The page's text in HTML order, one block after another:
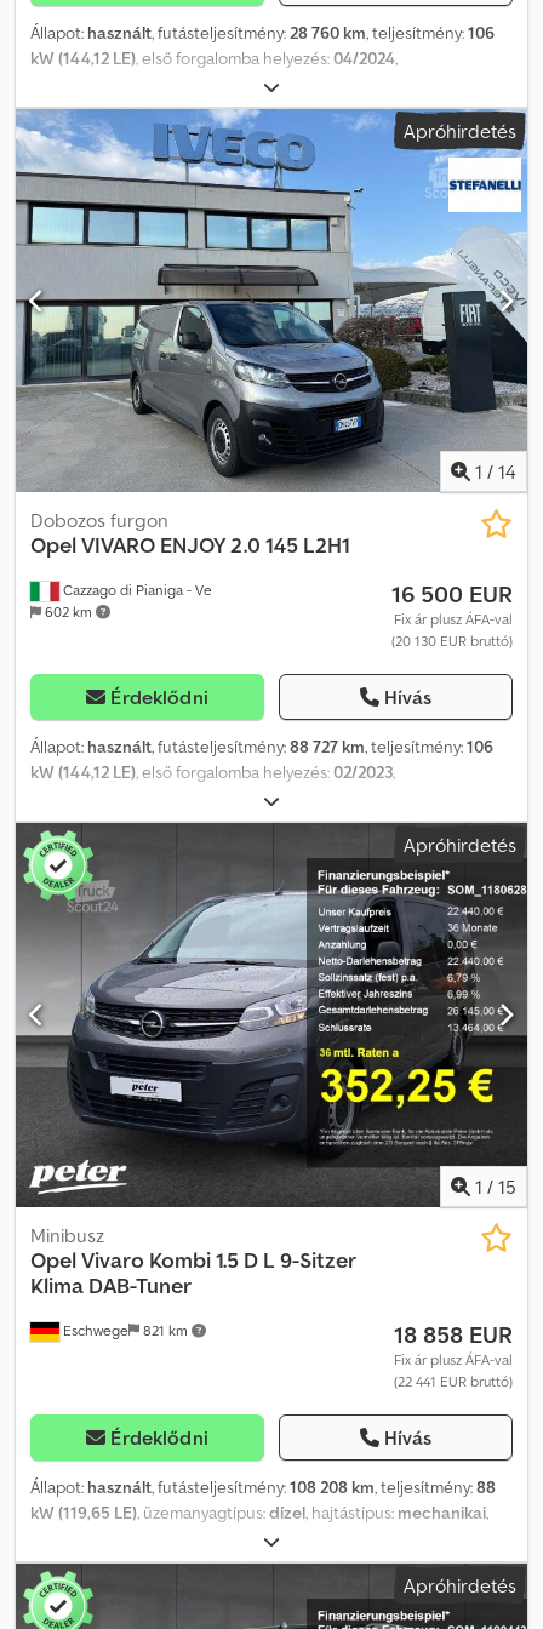
Állapot: használt, futásteljesítmény:28 760 km, teljesítmény:106
kW (144,12 LE), első forgalomba helyezés:04/2024,
, össztömeg:
hajtástípus:mechanikai, Megengedett össztömeg: 2734 kg. A
jármű elérhető a pradamanoi telephelyünkön (UD). További
információkért és képekért forduljon: Giulio Desenibus Chodpfey
U Apqsx Akroa Telefon: 0432.409212 Mobil (WhatsApp):
366.6069108 Davide Tonino Telefon: 0432.409209 Mobil
(WhatsApp): 338.6218473
Apróhirdetés
1 / 14
Cazzago di Pianiga - Ve
602 km
Dobozos furgon
OpelVIVARO ENJOY 2.0 145 L2H1
16 500 EUR
Fix ár plusz ÁFA-val
(20 130 EUR bruttó)
Érdeklődni Hívás
Állapot: használt, futásteljesítmény:88 727 km, teljesítmény:106
kW (144,12 LE), első forgalomba helyezés:02/2023,
, össztömeg:
hajtástípus:mechanikai, Megengedett össztömeg: 1102 kg. A
jármű megtekinthető pradamanoi telephelyünkön (UD). További
információkért és fotókért forduljon: Chsdpjyt Uawefx Akroa
Giulio Desenibus Telefon: 0432.409212 Mobil (WhatsApp):
366.6069108 Davide Tonino Telefon: 0432.409209 Mobil
(WhatsApp): 338.6218473
Apróhirdetés
1 / 15
Eschwege 821 km
Minibusz
OpelVivaro Kombi 1.5 D L 9-Sitzer
Klima DAB-Tuner
18 858 EUR
Fix ár plusz ÁFA-val
(22 441 EUR bruttó)
Érdeklődni Hívás
Állapot: használt, futásteljesítmény:108 208 km, teljesítmény:88
kW (119,65 LE), üzemanyagtípus:dízel, hajtástípus: mechanikai,
, össztömeg:2 830 kg
maximális teherbírás:1 095 kg, első forgalomba helyezés:06/2021,
következő vizsga (TÜV):
5 309 mm,
rakodótér szélesség:
, raktérmagasság:1 935 mm
Apróhirdetés